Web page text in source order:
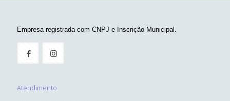
Empresa registrada com CNPJ e Inscrição Municipal.
Atendimento